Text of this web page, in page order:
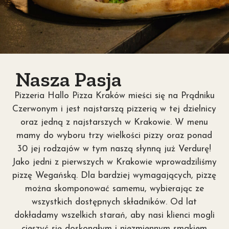
Nasza Pasja
Pizzeria Hallo Pizza Kraków mieści się na Prądniku
Czerwonym i jest najstarszą pizzerią w tej dzielnicy
oraz jedną z najstarszych w Krakowie. W menu
mamy do wyboru trzy wielkości pizzy oraz ponad
30 jej rodzajów w tym naszą słynną już Verdurę!
Jako jedni z pierwszych w Krakowie wprowadziliśmy
pizzę Wegańską. Dla bardziej wymagających, pizzę
można skomponować samemu, wybierając ze
wszystkich dostępnych składników. Od lat
dokładamy wszelkich starań, aby nasi klienci mogli